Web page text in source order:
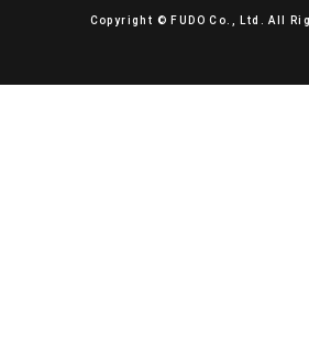
Copyright © FUDO Co., Ltd. All